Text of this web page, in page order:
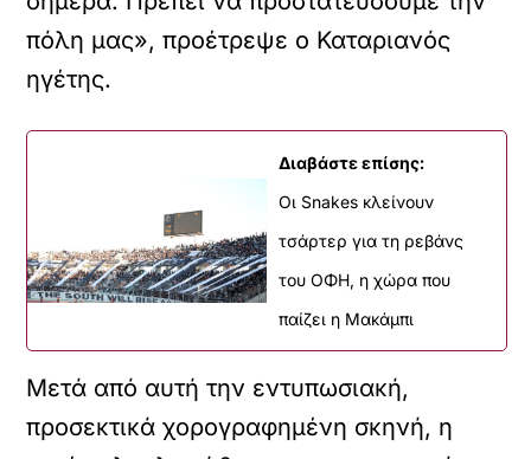
πόλη μας», προέτρεψε ο Καταριανός
ηγέτης.
Διαβάστε επίσης:
Οι Snakes κλείνουν
τσάρτερ για τη ρεβάνς
του ΟΦΗ, η χώρα που
παίζει η Μακάμπι
Μετά από αυτή την εντυπωσιακή,
προσεκτικά χορογραφημένη σκηνή, η